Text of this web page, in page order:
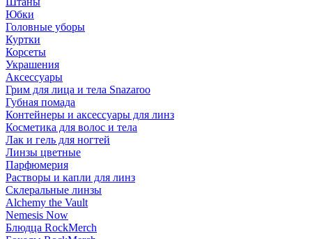
Юбки
Головные уборы
Куртки
Корсеты
Украшения
Аксессуары
Грим для лица и тела Snazaroo
Губная помада
Контейнеры и аксессуары для линз
Косметика для волос и тела
Лак и гель для ногтей
Линзы цветные
Парфюмерия
Растворы и капли для линз
Склеральные линзы
Alchemy the Vault
Nemesis Now
Блюдца RockMerch